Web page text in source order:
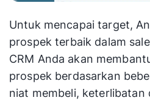
Untuk mencapai target,
prospek terbaik dalam
CRM Anda akan
prospek berdasarkan
niat membeli, keterlibatan